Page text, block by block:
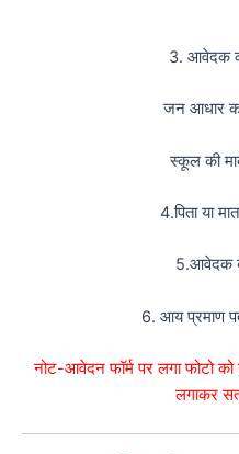
3. आवेदक
जन आधार
स्कूल की
4.पिता या
5.आवेदक
6. आय प्रमाण
नोट-आवेदन फॉर्म पर लगा फोटो
लगाकर